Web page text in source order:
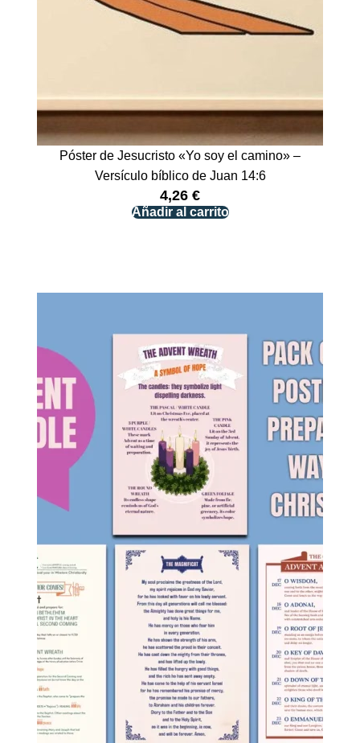
Póster de Jesucristo «Yo soy el camino» –
Versículo bíblico de Juan 14:6
4,26 €
Añadir al carrito